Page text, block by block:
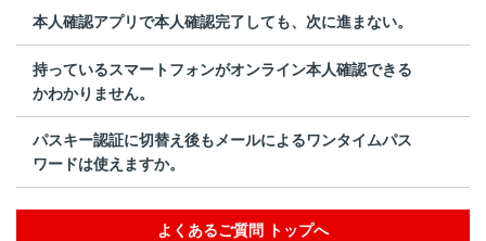
本人確認アプリで本人確認完了しても、次に進まない。
持っているスマートフォンがオンライン本人確認できる
かわかりません。
パスキー認証に切替え後もメールによるワンタイムパス
ワードは使えますか。
よくあるご質問 トップへ